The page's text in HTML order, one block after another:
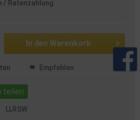
/ Ratenzahlung
In den Warenkorb
Empfehlen
LLRSW